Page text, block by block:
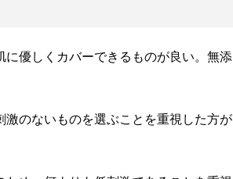
に優しくカバーできるものが良い。無添
激のないものを選ぶことを重視した方が